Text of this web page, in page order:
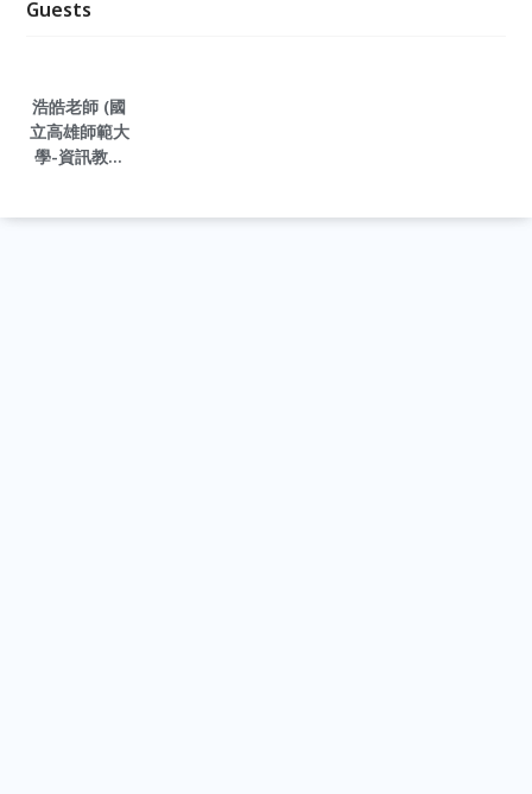
Guests
浩皓老師 (國
立高雄師範大
學-資訊教育